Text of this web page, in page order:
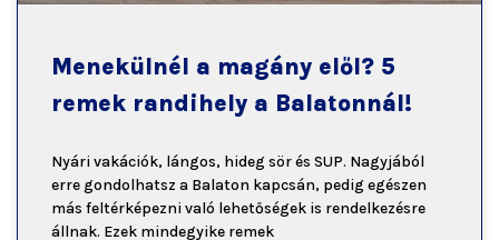
Menekülnél a magány elől? 5
remek randihely a Balatonnál!
Nyári vakációk, lángos, hideg sör és SUP. Nagyjából
erre gondolhatsz a Balaton kapcsán, pedig egészen
más feltérképezni való lehetőségek is rendelkezésre
állnak. Ezek mindegyike remek